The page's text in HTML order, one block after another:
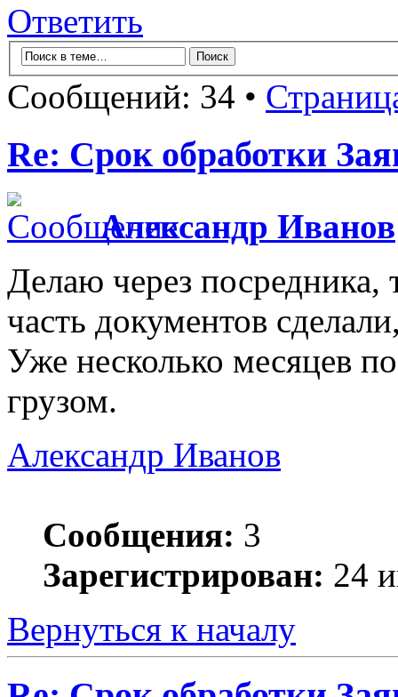
Ответить
Сообщений: 34 •
Re: Срок обработки
Александр Иванов
Делаю через посредника,
часть документов
Уже несколько месяцев
грузом.
Александр Иванов
Сообщения: 3
Зарегистрирован: 24
Вернуться к началу